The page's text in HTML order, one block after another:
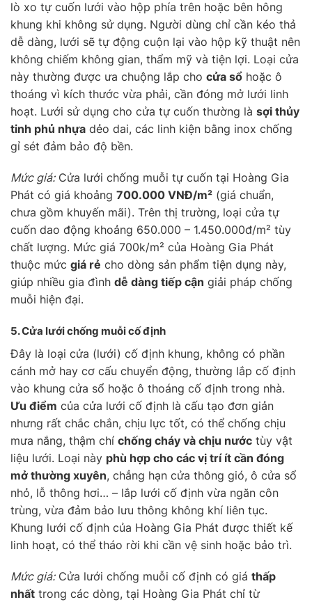
lò xo tự cuốn lưới vào hộp phía trên hoặc bên hông
khung khi không sử dụng. Người dùng chỉ cần kéo thả
dễ dàng, lưới sẽ tự động cuộn lại vào hộp kỹ thuật nên
không chiếm không gian, thẩm mỹ và tiện lợi. Loại cửa
này thường được ưa chuộng lắp cho cửa sổ hoặc ô
thoáng vì kích thước vừa phải, cần đóng mở lưới linh
hoạt. Lưới sử dụng cho cửa tự cuốn thường là sợi thủy
tinh phủ nhựa dẻo dai, các linh kiện bằng inox chống
gỉ sét đảm bảo độ bền.
Mức giá:Cửa lưới chống muỗi tự cuốn tại Hoàng Gia
Phát có giá khoảng 700.000 VNĐ/m² (giá chuẩn,
chưa gồm khuyến mãi). Trên thị trường, loại cửa tự
cuốn dao động khoảng 650.000 – 1.450.000đ/m² tùy
chất lượng. Mức giá 700k/m² của Hoàng Gia Phát
thuộc mức giá rẻ cho dòng sản phẩm tiện dụng này,
giúp nhiều gia đình dễ dàng tiếp cận giải pháp chống
muỗi hiện đại.
5. Cửa lưới chống muỗicố định
Đây là loại cửa (lưới) cố định khung, không có phần
cánh mở hay cơ cấu chuyển động, thường lắp cố định
vào khung cửa sổ hoặc ô thoáng cố định trong nhà.
Ưu điểm của cửa lưới cố định là cấu tạo đơn giản
nhưng rất chắc chắn, chịu lực tốt, có thể chống chịu
mưa nắng, thậm chí chống cháy và chịu nước tùy vật
liệu lưới. Loại này phù hợp cho các vị trí ít cần đóng
mở thường xuyên, chẳng hạn cửa thông gió, ô cửa sổ
nhỏ, lỗ thông hơi… – lắp lưới cố định vừa ngăn côn
trùng, vừa đảm bảo lưu thông không khí liên tục.
Khung lưới cố định của Hoàng Gia Phát được thiết kế
linh hoạt, có thể tháo rời khi cần vệ sinh hoặc bảo trì.
Mức giá:Cửa lưới chống muỗi cố định có giá thấp
nhất trong các dòng, tại Hoàng Gia Phát chỉ từ